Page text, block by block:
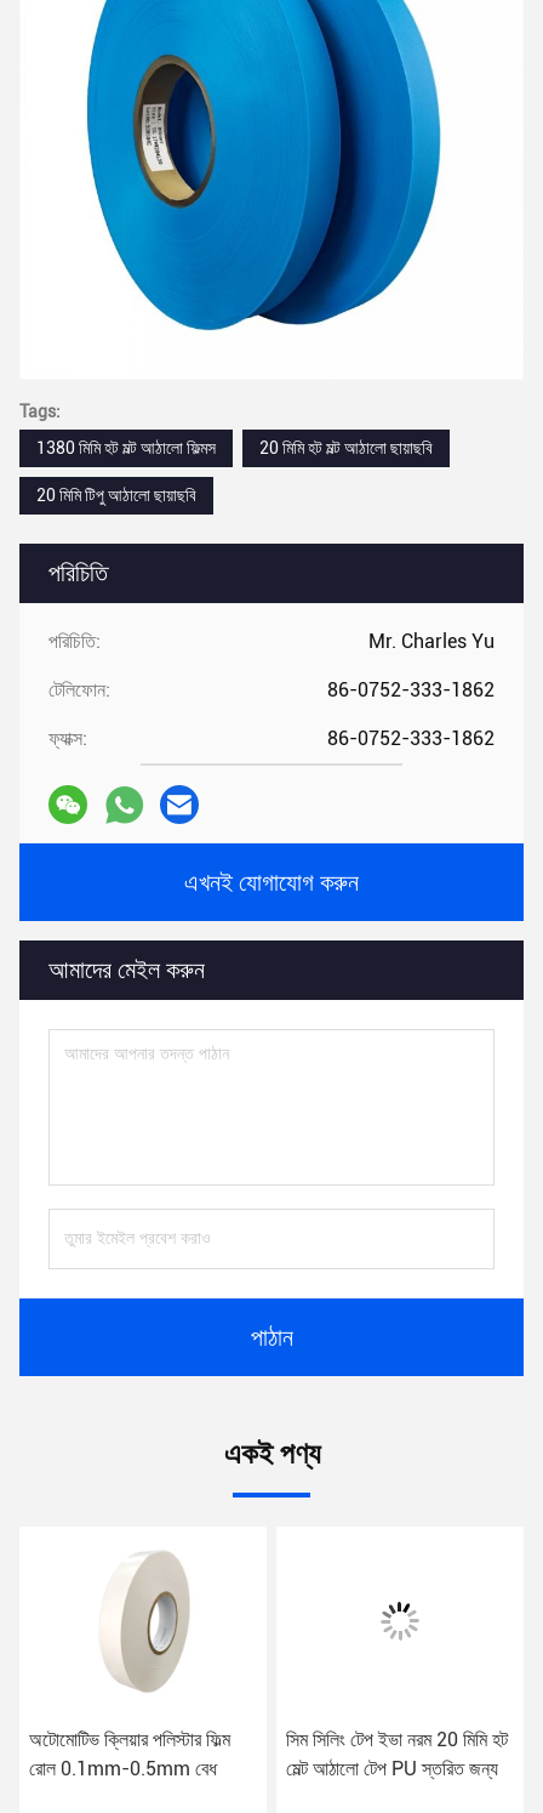
পরিচিতি
পরিচিতি: Mr. Charles Yu
টেলিফোন: 86-0752-333-1862
ফ্যাক্স: 86-0752-333-1862
এখনই যোগাযোগ করুন
আমাদের মেইল ​​করুন
পাঠান
Tags:
1380 মিমি হট মল্ট আঠালো ফিল্মস
20 মিমি হট মল্ট আঠালো ছায়াছবি
20 মিমি টিপু আঠালো ছায়াছবি
একই পণ্য
অটোমোটিভ ক্লিয়ার পলিস্টার ফিল্ম
রোল 0.1mm-0.5mm বেধ
সিম সিলিং টেপ ইভা নরম 20 মিমি হট
মেল্ট আঠালো টেপ PU স্তরিত জন্য